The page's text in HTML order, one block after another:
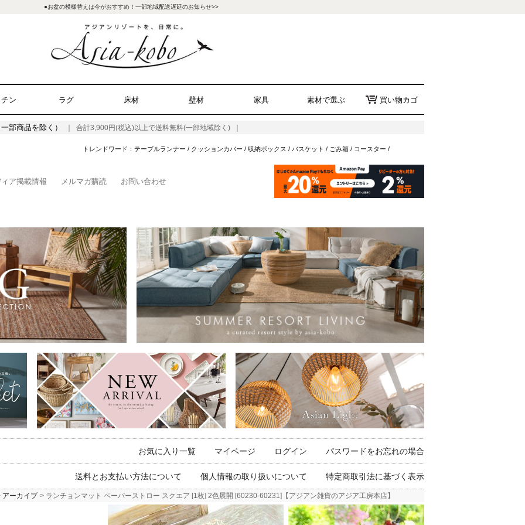
●お盆の模様替えは今がおすすめ！一部地域配送遅延のお知らせ>>
ン ラグ 床材 壁材 家具 素材で選ぶ 買い物カゴ
部商品を除く） ｜ 合計3,900円(税込)以上で送料無料(一部地域除く) ｜
トレンドワード： テーブルランナー / クッションカバー / 収納ボックス / バスケット / ごみ箱/ コースター /
ア掲載情報 メルマガ購読 お問い合わせ
お気に入り一覧 マイページ ログイン パスワードをお忘れの場合
送料とお支払い方法について 個人情報の取り扱いについて 特定商取引法に基づく表示
アーカイブ ランチョンマット ペーパーストロー スクエア [1枚] 2色展開 [60230-60231]【アジアン雑貨のアジア工房本店】